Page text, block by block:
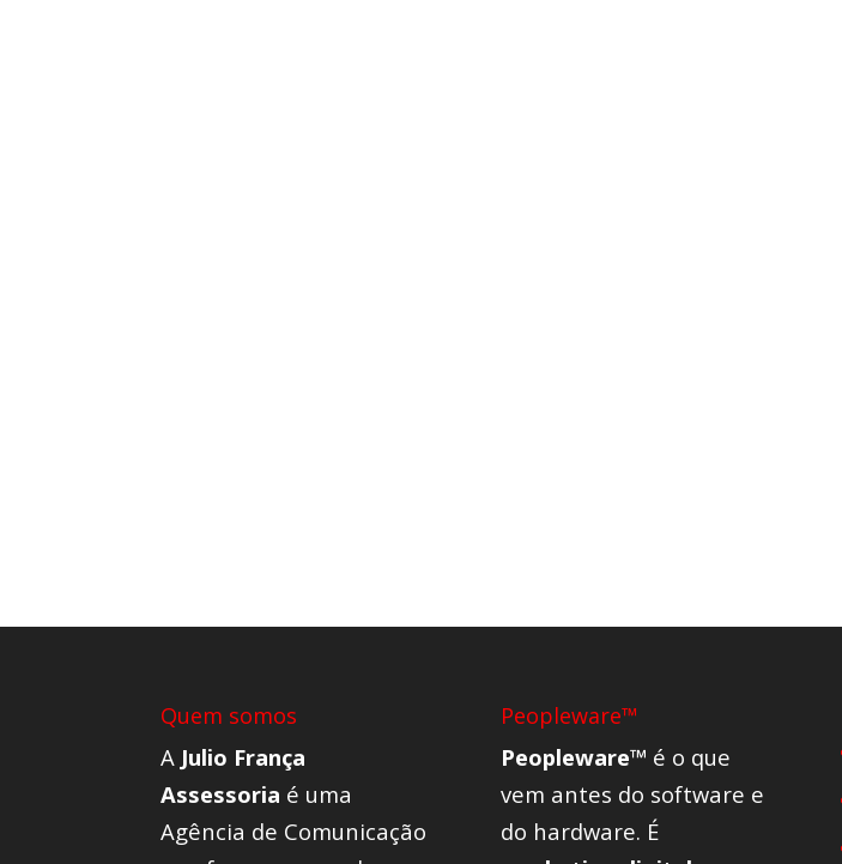
Quem somos
A Julio França
Assessoria é uma
Agência de Comunicação
Peopleware™
Peopleware™ é o que
vem antes do software e
do hardware. É